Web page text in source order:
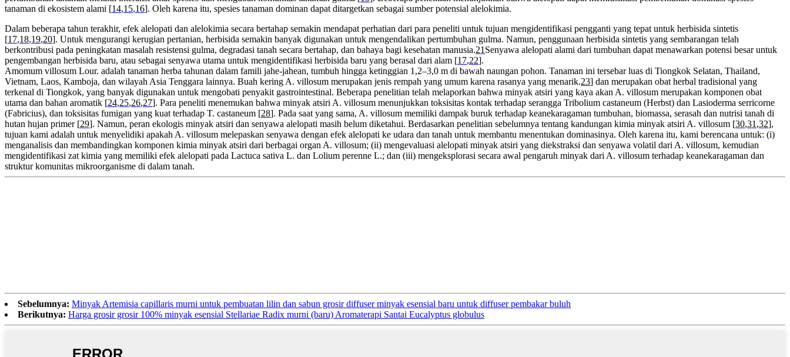
tanaman di ekosistem alami [14,15,16]. Oleh karena itu, spesies tanaman dominan dapat ditargetkan sebagai sumber potensial alelokimia.
Dalam beberapa tahun terakhir, efek alelopati dan alelokimia secara bertahap semakin mendapat perhatian dari para peneliti untuk tujuan mengidentifikasi pengganti yang tepat untuk herbisida sintetis
[17,18,19,20]. Untuk mengurangi kerugian pertanian, herbisida semakin banyak digunakan untuk mengendalikan pertumbuhan gulma. Namun, penggunaan herbisida sintetis yang sembarangan telah
berkontribusi pada peningkatan masalah resistensi gulma, degradasi tanah secara bertahap, dan bahaya bagi kesehatan manusia.21 Senyawa alelopati alami dari tumbuhan dapat menawarkan potensi besar untuk
pengembangan herbisida baru, atau sebagai senyawa utama untuk mengidentifikasi herbisida baru yang berasal dari alam [17,22].
Amomum villosum Lour. adalah tanaman herba tahunan dalam famili jahe-jahean, tumbuh hingga ketinggian 1,2–3,0 m di bawah naungan pohon. Tanaman ini tersebar luas di Tiongkok Selatan, Thailand,
Vietnam, Laos, Kamboja, dan wilayah Asia Tenggara lainnya. Buah kering A. villosum merupakan jenis rempah yang umum karena rasanya yang menarik.23] dan merupakan obat herbal tradisional yang
terkenal di Tiongkok, yang banyak digunakan untuk mengobati penyakit gastrointestinal. Beberapa penelitian telah melaporkan bahwa minyak atsiri yang kaya akan A. villosum merupakan komponen obat
utama dan bahan aromatik [24,25,26,27]. Para peneliti menemukan bahwa minyak atsiri A. villosum menunjukkan toksisitas kontak terhadap serangga Tribolium castaneum (Herbst) dan Lasioderma serricorne
(Fabricius), dan toksisitas fumigan yang kuat terhadap T. castaneum [28]. Pada saat yang sama, A. villosum memiliki dampak buruk terhadap keanekaragaman tumbuhan, biomassa, serasah dan nutrisi tanah di
hutan hujan primer [29]. Namun, peran ekologis minyak atsiri dan senyawa alelopati masih belum diketahui. Berdasarkan penelitian sebelumnya tentang kandungan kimia minyak atsiri A. villosum [30,31 ,32],
tujuan kami adalah untuk menyelidiki apakah A. villosum melepaskan senyawa dengan efek alelopati ke udara dan tanah untuk membantu menentukan dominasinya. Oleh karena itu, kami berencana untuk: (i)
menganalisis dan membandingkan komponen kimia minyak atsiri dari berbagai organ A. villosum; (ii) mengevaluasi alelopati minyak atsiri yang diekstraksi dan senyawa volatil dari A. villosum, kemudian
mengidentifikasi zat kimia yang memiliki efek alelopati pada Lactuca sativa L. dan Lolium perenne L.; dan (iii) mengeksplorasi secara awal pengaruh minyak dari A. villosum terhadap keanekaragaman dan
struktur komunitas mikroorganisme di dalam tanah.
Sebelumnya: Minyak Artemisia capillaris murni untuk pembuatan lilin dan sabun grosir diffuser minyak esensial baru untuk diffuser pembakar buluh
Berikutnya: Harga grosir grosir 100% minyak esensial Stellariae Radix murni (baru) Aromaterapi Santai Eucalyptus globulus